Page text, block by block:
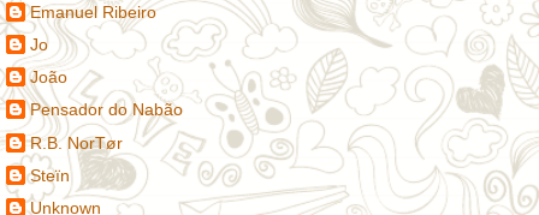
Emanuel Ribeiro
Jo
João
Pensador do Nabão
R.B. NorTør
Steïn
Unknown